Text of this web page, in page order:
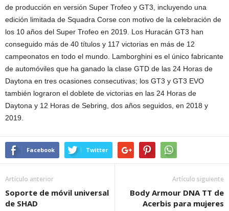
de producción en versión Super Trofeo y GT3, incluyendo una
edición limitada de Squadra Corse con motivo de la celebración de
los 10 años del Super Trofeo en 2019. Los Huracán GT3 han
conseguido más de 40 títulos y 117 victorias en más de 12
campeonatos en todo el mundo. Lamborghini es el único fabricante
de automóviles que ha ganado la clase GTD de las 24 Horas de
Daytona en tres ocasiones consecutivas; los GT3 y GT3 EVO
también lograron el doblete de victorias en las 24 Horas de
Daytona y 12 Horas de Sebring, dos años seguidos, en 2018 y
2019.
Facebook Twitter
Artículo anterior
Soporte de móvil universal
de SHAD
Artículo siguiente
Body Armour DNA TT de
Acerbis para mujeres